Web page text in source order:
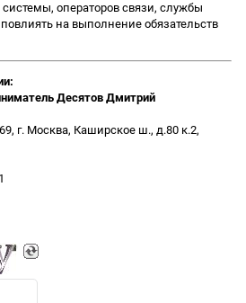
операторов связи, службы
на выполнение обязательств
Десятов Дмитрий
г. Москва, Каширское ш., д.80 к.2,